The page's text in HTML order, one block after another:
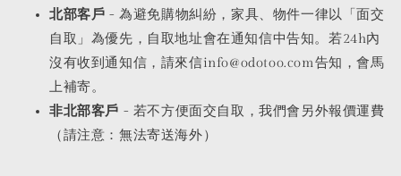
北部客戶 - 為避免購物糾紛，家具、物件一律以「面交
自取」為優先，自取地址會在通知信中告知。若24h內
沒有收到通知信，請來信info@odotoo.com告知，會馬
上補寄。
非北部客戶 - 若不方便面交自取，我們會另外報價運費
（請注意：無法寄送海外）